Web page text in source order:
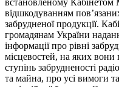
відшкодуванням
забрудненої продукції.
громадянам України
інформації про рівні
місцевостей, на яких
ступінь забрудненості
та майна, про усі вимоги